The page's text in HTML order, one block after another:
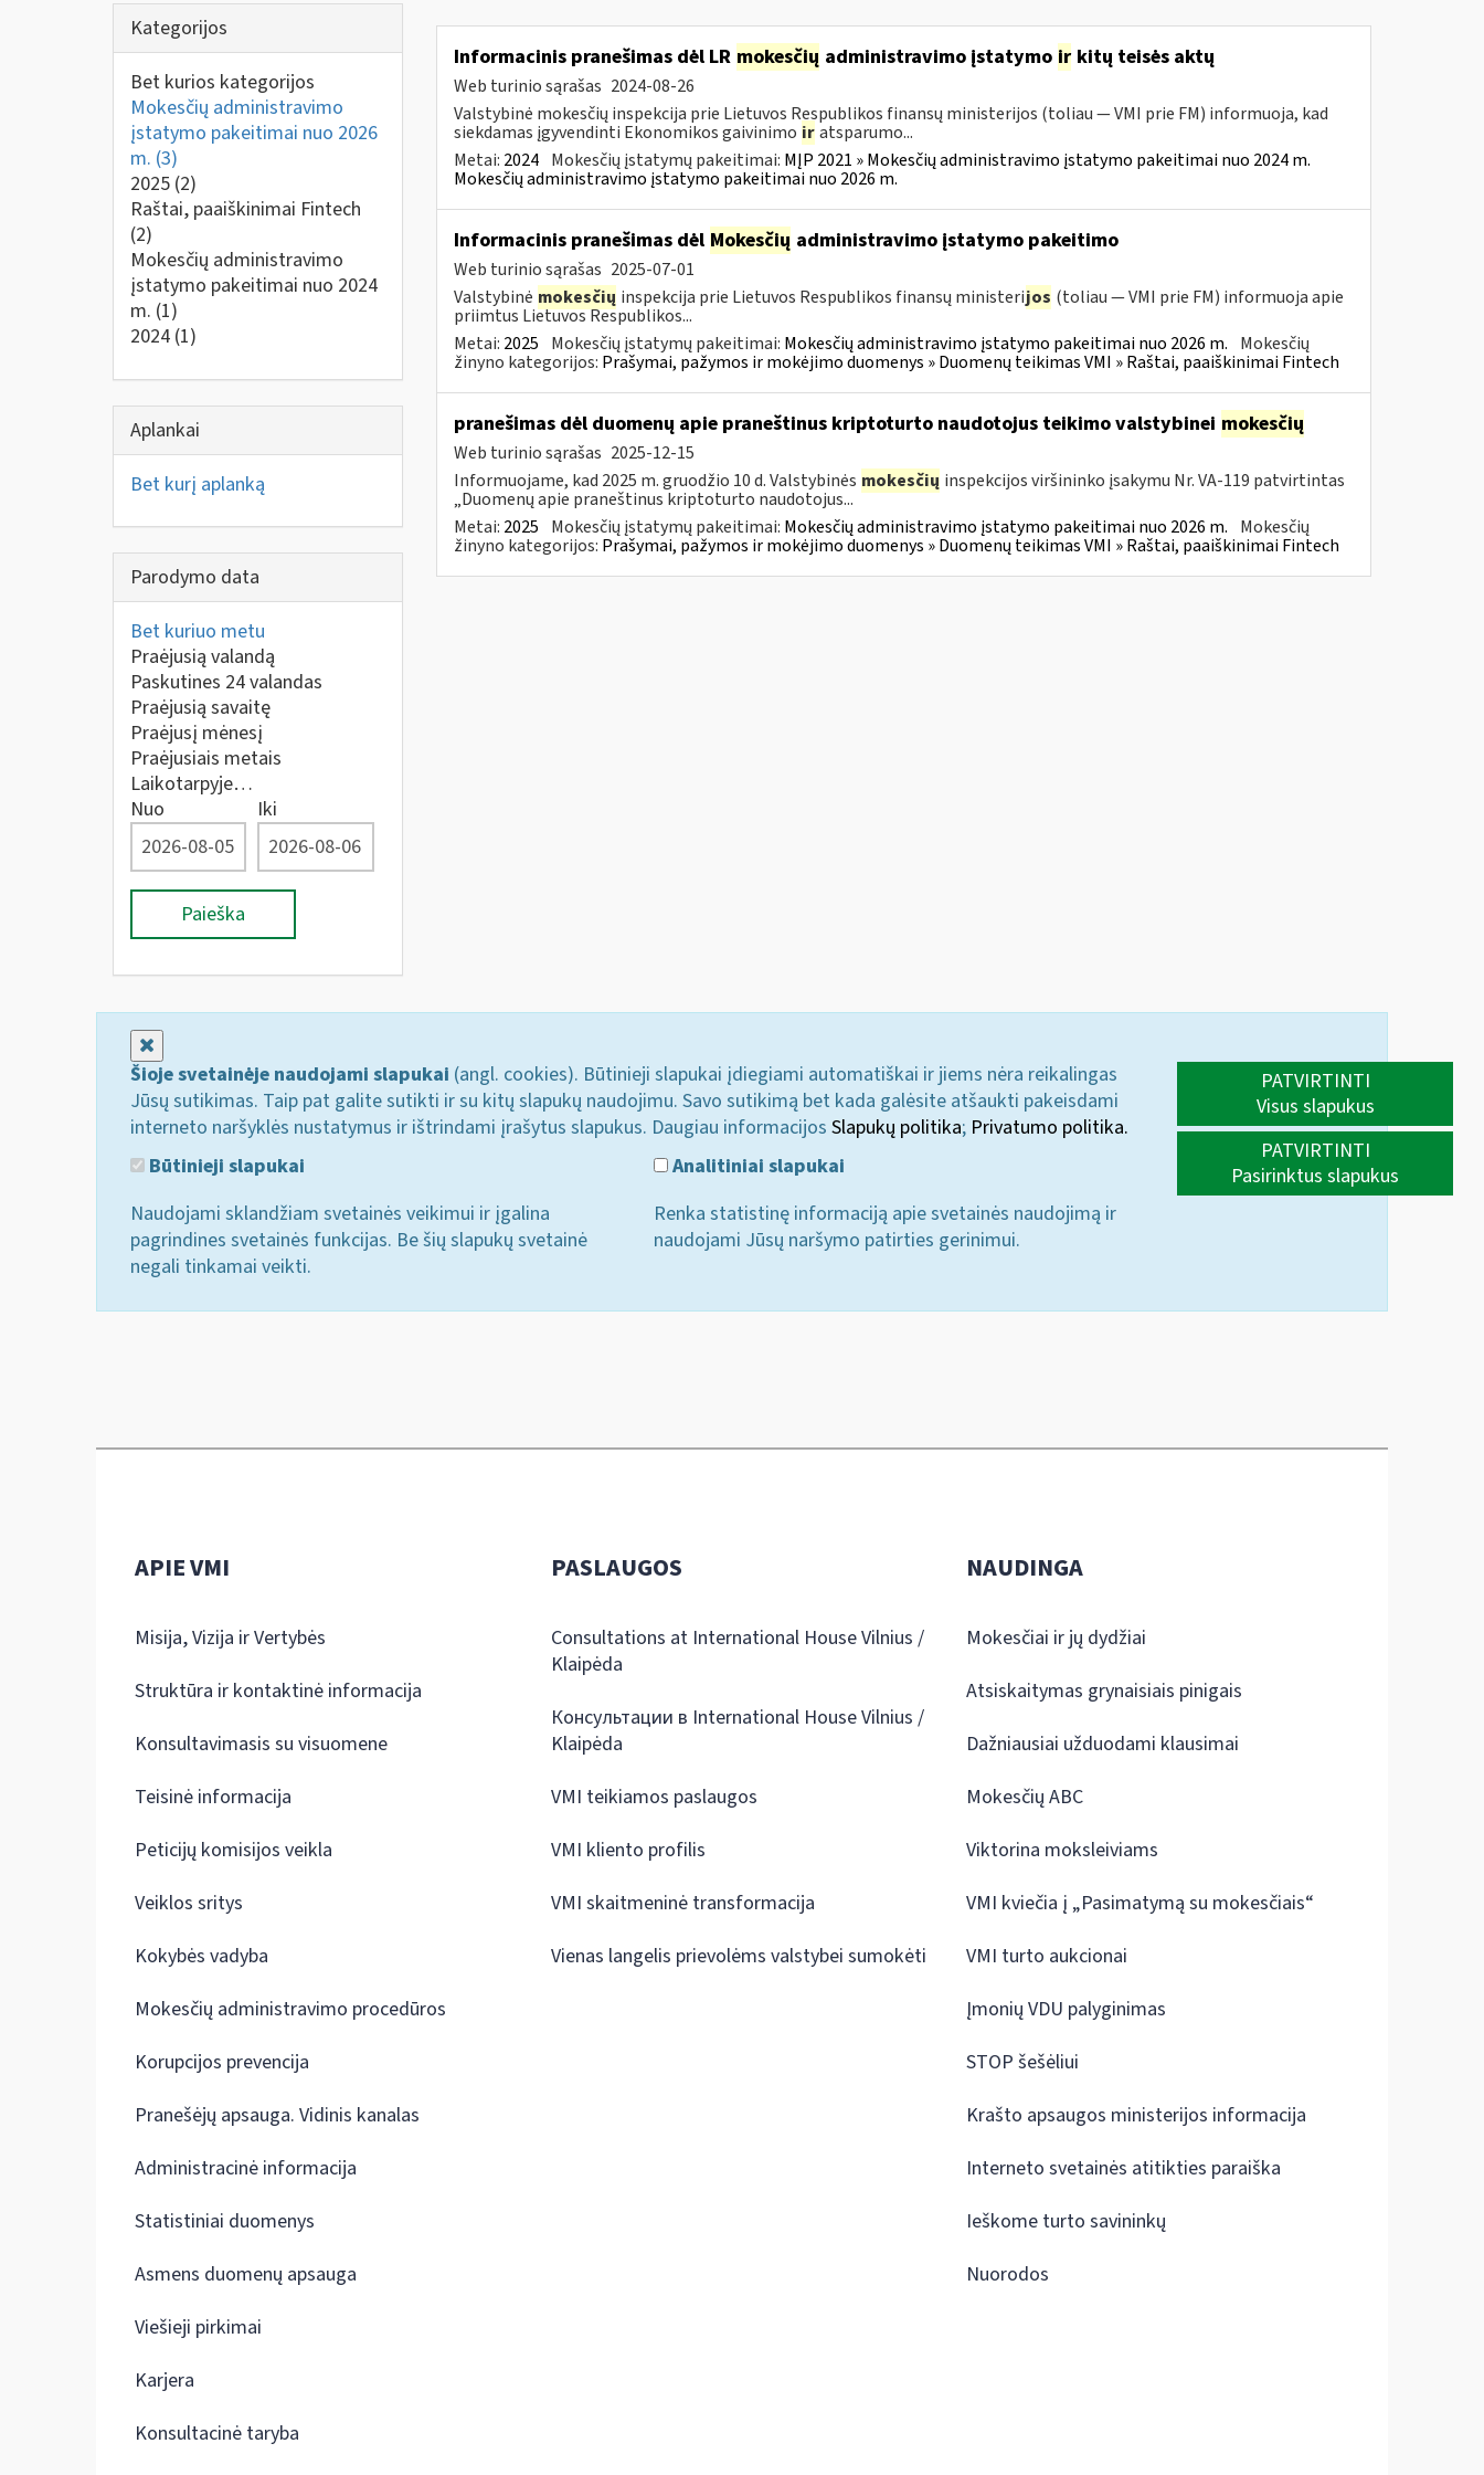
Kategorijos
Bet kurios kategorijos
Mokesčių administravimo
įstatymo pakeitimai nuo 2026
m. (3)
2025 (2)
Raštai, paaiškinimai Fintech
(2)
Mokesčių administravimo
įstatymo pakeitimai nuo 2024
m. (1)
2024 (1)
Aplankai
Bet kurį aplanką
Parodymo data
Bet kuriuo metu
Praėjusią valandą
Paskutines 24 valandas
Praėjusią savaitę
Praėjusį mėnesį
Praėjusiais metais
Laikotarpyje…
Nuo
Iki
Paieška
Informacinis pranešimas dėl LR mokesčių administravimo įstatymo irkitų teisės aktų
Web turinio sąrašas 2024-08-26
Valstybinė mokesčių inspekcija prie Lietuvos Respublikos finansų ministerijos (toliau — VMI prie FM) informuoja, kad
siekdamas įgyvendinti Ekonomikos gaivinimo ir atsparumo...
Metai: 2024 Mokesčių įstatymų pakeitimai: MĮP 2021 » Mokesčių administravimo įstatymo pakeitimai nuo 2024 m.
Mokesčių administravimo įstatymo pakeitimai nuo 2026 m.
Informacinis pranešimas dėl Mokesčių administravimo įstatymo pakeitimo
Web turinio sąrašas 2025-07-01
Valstybinė mokesčių inspekcija prie Lietuvos Respublikos finansų ministerijos (toliau — VMI prie FM) informuoja apie
priimtus Lietuvos Respublikos...
Metai: 2025 Mokesčių įstatymų pakeitimai: Mokesčių administravimo įstatymo pakeitimai nuo 2026 m. Mokesčių
žinyno kategorijos: Prašymai, pažymos ir mokėjimo duomenys » Duomenų teikimas VMI » Raštai, paaiškinimai Fintech
pranešimas dėl duomenų apie praneštinus kriptoturto naudotojus teikimo valstybinei mokesčių
Web turinio sąrašas 2025-12-15
Informuojame, kad 2025 m. gruodžio 10 d. Valstybinės mokesčių inspekcijos viršininko įsakymu Nr. VA-119 patvirtintas
„Duomenų apie praneštinus kriptoturto naudotojus...
Metai: 2025 Mokesčių įstatymų pakeitimai: Mokesčių administravimo įstatymo pakeitimai nuo 2026 m. Mokesčių
žinyno kategorijos: Prašymai, pažymos ir mokėjimo duomenys » Duomenų teikimas VMI » Raštai, paaiškinimai Fintech
Šioje svetainėje naudojami slapukai (angl. cookies). Būtinieji slapukai įdiegiami automatiškai ir jiems nėra reikalingas
Jūsų sutikimas. Taip pat galite sutikti ir su kitų slapukų naudojimu. Savo sutikimą bet kada galėsite atšaukti pakeisdami
interneto naršyklės nustatymus ir ištrindami įrašytus slapukus. Daugiau informacijos Slapukų politika; Privatumo politika.
Būtinieji slapukai
Naudojami sklandžiam svetainės veikimui ir įgalina
pagrindines svetainės funkcijas. Be šių slapukų svetainė
negali tinkamai veikti.
Analitiniai slapukai
Renka statistinę informaciją apie svetainės naudojimą ir
naudojami Jūsų naršymo patirties gerinimui.
PATVIRTINTI
Visus slapukus
PATVIRTINTI
Pasirinktus slapukus
APIE VMI
Misija, Vizija ir Vertybės
Struktūra ir kontaktinė informacija
Konsultavimasis su visuomene
Teisinė informacija
Peticijų komisijos veikla
Veiklos sritys
Kokybės vadyba
Mokesčių administravimo procedūros
Korupcijos prevencija
Pranešėjų apsauga. Vidinis kanalas
Administracinė informacija
Statistiniai duomenys
Asmens duomenų apsauga
Viešieji pirkimai
Karjera
Konsultacinė taryba
PASLAUGOS
Consultations at International House Vilnius /
Klaipėda
Консультации в International House Vilnius /
Klaipėda
VMI teikiamos paslaugos
VMI kliento profilis
VMI skaitmeninė transformacija
Vienas langelis prievolėms valstybei sumokėti
NAUDINGA
Mokesčiai ir jų dydžiai
Atsiskaitymas grynaisiais pinigais
Dažniausiai užduodami klausimai
Mokesčių ABC
Viktorina moksleiviams
VMI kviečia į „Pasimatymą su mokesčiais“
VMI turto aukcionai
Įmonių VDU palyginimas
STOP šešėliui
Krašto apsaugos ministerijos informacija
Interneto svetainės atitikties paraiška
Ieškome turto savininkų
Nuorodos